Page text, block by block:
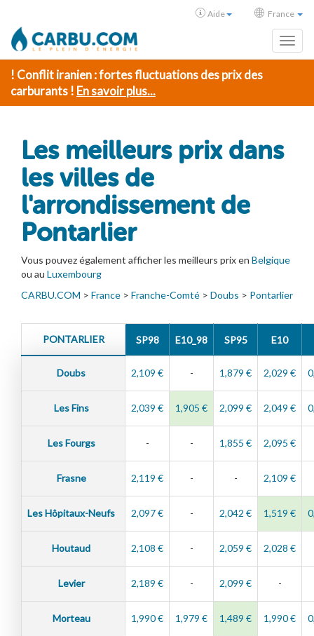
Aide France
! Conflit iranien : fortes fluctuations des prix des
carburants ! En savoir plus...
Les meilleurs prix dans
les villes de
l'arrondissement de
Pontarlier
Vous pouvez également afficher les meilleurs prix en Belgique
ou au Luxembourg
CARBU.COM > France > Franche-Comté > Doubs > Pontarlier
PONTARLIER SP98 E10_98 SP95 E10
Doubs 2,109 € - 1,879 € 2,029 €
Les Fins 2,039 € 1,905 € 2,099 € 2,049 €
Les Fourgs - - 1,855 € 2,095 €
Frasne 2,119 € - - 2,109 €
Les Hôpitaux-Neufs 2,097 € - 2,042 € 1,519 €
Houtaud 2,108 € - 2,059 € 2,028 €
Levier 2,189 € - 2,099 € -
Morteau 1,990 € 1,979 € 1,489 € 1,990 €